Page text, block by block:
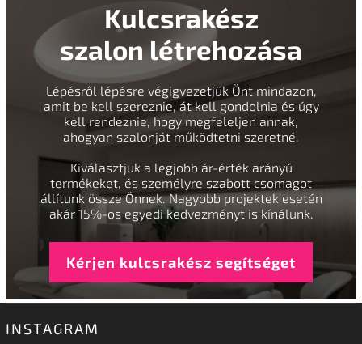
Kulcsrakész
szalon létrehozása
Lépésről lépésre végigvezetjük Önt mindazon,
amit be kell szereznie, át kell gondolnia és úgy
kell rendeznie, hogy megfeleljen annak,
ahogyan szalonját működtetni szeretné.
Kiválasztjuk a legjobb ár-érték arányú
termékeket, és személyre szabott csomagot
állítunk össze Önnek. Nagyobb projektek esetén
akár 15%-os egyedi kedvezményt is kínálunk.
Kérjen kulcsrakész segítséget
INSTAGRAM